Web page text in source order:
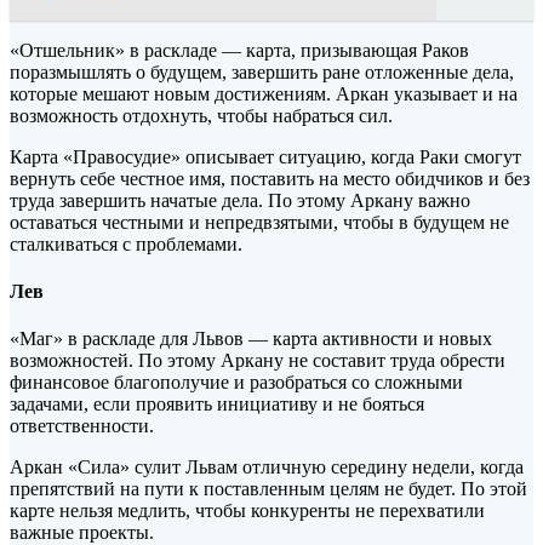
«Отшельник» в раскладе — карта, призывающая Раков
поразмышлять о будущем, завершить ране отложенные дела,
которые мешают новым достижениям. Аркан указывает и на
возможность отдохнуть, чтобы набраться сил.
Карта «Правосудие» описывает ситуацию, когда Раки смогут
вернуть себе честное имя, поставить на место обидчиков и без
труда завершить начатые дела. По этому Аркану важно
оставаться честными и непредвзятыми, чтобы в будущем не
сталкиваться с проблемами.
Лев
«Маг» в раскладе для Львов — карта активности и новых
возможностей. По этому Аркану не составит труда обрести
финансовое благополучие и разобраться со сложными
задачами, если проявить инициативу и не бояться
ответственности.
Аркан «Сила» сулит Львам отличную середину недели, когда
препятствий на пути к поставленным целям не будет. По этой
карте нельзя медлить, чтобы конкуренты не перехватили
важные проекты.